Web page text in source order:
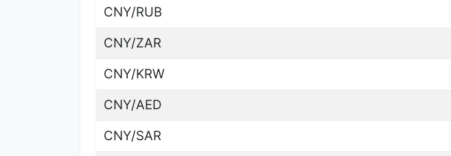
CNY/RUB
CNY/ZAR
CNY/KRW
CNY/AED
CNY/SAR